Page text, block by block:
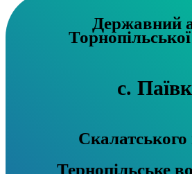
Державний
Торнопільської
с.
Скалатського
Тернопільське